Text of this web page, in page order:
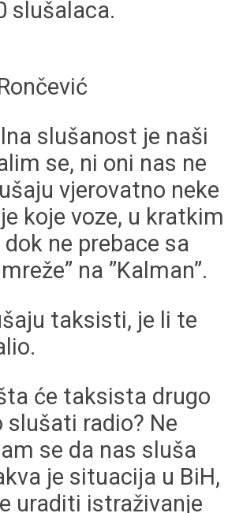
slušalaca.
slušanost je naši
se, ni oni nas ne
vjerovatno neke
koje voze, u kratkim
ne prebace sa
na ”Kalman”.
taksisti, je li te
će taksista drugo
slušati radio? Ne
se da nas sluša
je situacija u BiH,
uraditi istraživanje